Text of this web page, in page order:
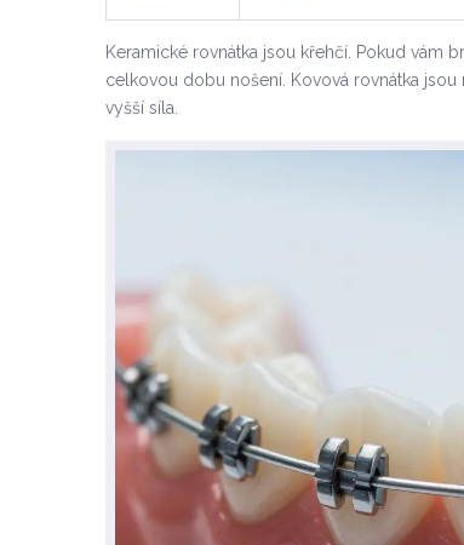
Keramické rovnátka jsou křehčí. Pokud vám
celkovou dobu nošení. Kovová rovnátka
vyšší síla.